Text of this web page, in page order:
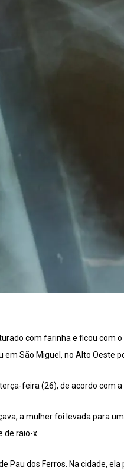
com farinha e ficou com
São Miguel, no Alto Oeste
feira (26), de acordo com a
a mulher foi levada para
de raio-x.
dos Ferros. Na cidade,